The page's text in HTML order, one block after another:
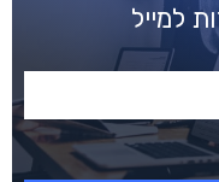
למייל